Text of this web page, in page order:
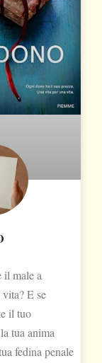
il male a
E se
il tuo
tua anima
fedina penale